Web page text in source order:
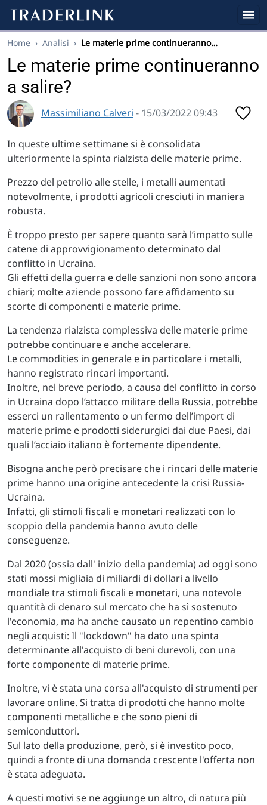
Home › Analisi › Le materie prime continueranno…
Le materie prime continueranno
a salire?
Massimiliano Calveri - 15/03/2022 09:43
In queste ultime settimane si è consolidata
ulteriormente la spinta rialzista delle materie prime.
Prezzo del petrolio alle stelle, i metalli aumentati
notevolmente, i prodotti agricoli cresciuti in maniera
robusta.
È troppo presto per sapere quanto sarà l’impatto sulle
catene di approvvigionamento determinato dal
conflitto in Ucraina.
Gli effetti della guerra e delle sanzioni non sono ancora
chiari; molte aziende possono fare affidamento su
scorte di componenti e materie prime.
La tendenza rialzista complessiva delle materie prime
potrebbe continuare e anche accelerare.
Le commodities in generale e in particolare i metalli,
hanno registrato rincari importanti.
Inoltre, nel breve periodo, a causa del conflitto in corso
in Ucraina dopo l’attacco militare della Russia, potrebbe
esserci un rallentamento o un fermo dell’import di
materie prime e prodotti siderurgici dai due Paesi, dai
quali l’acciaio italiano è fortemente dipendente.
Bisogna anche però precisare che i rincari delle materie
prime hanno una origine antecedente la crisi Russia-
Ucraina.
Infatti, gli stimoli fiscali e monetari realizzati con lo
scoppio della pandemia hanno avuto delle
conseguenze.
Dal 2020 (ossia dall' inizio della pandemia) ad oggi sono
stati mossi migliaia di miliardi di dollari a livello
mondiale tra stimoli fiscali e monetari, una notevole
quantità di denaro sul mercato che ha sì sostenuto
l'economia, ma ha anche causato un repentino cambio
negli acquisti: Il "lockdown" ha dato una spinta
determinante all'acquisto di beni durevoli, con una
forte componente di materie prime.
Inoltre, vi è stata una corsa all'acquisto di strumenti per
lavorare online. Si tratta di prodotti che hanno molte
componenti metalliche e che sono pieni di
semiconduttori.
Sul lato della produzione, però, si è investito poco,
quindi a fronte di una domanda crescente l'offerta non
è stata adeguata.
A questi motivi se ne aggiunge un altro, di natura più